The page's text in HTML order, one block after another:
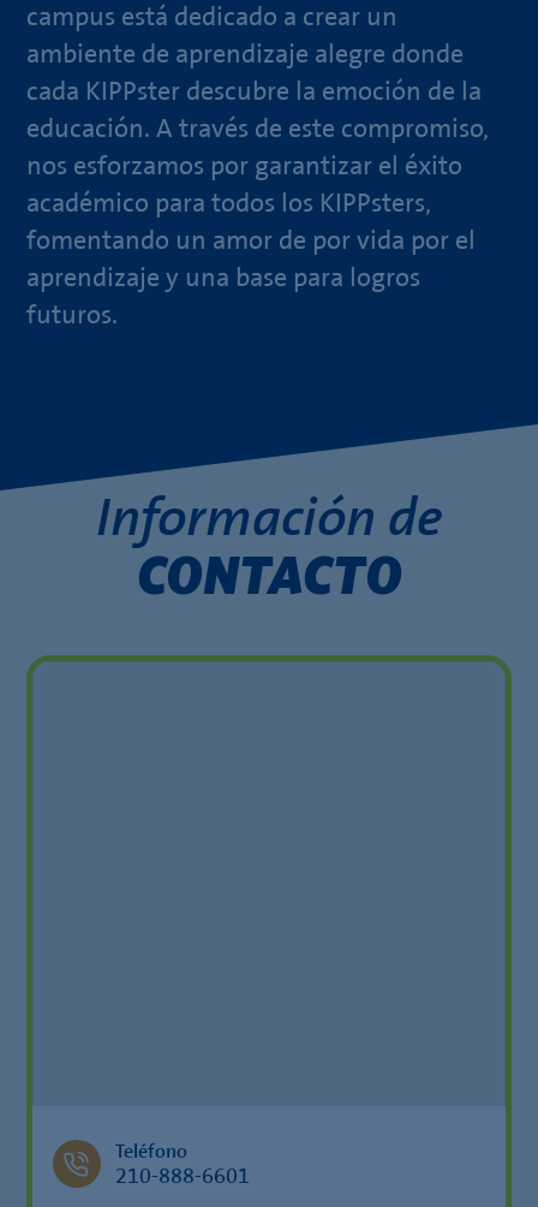
campus está dedicado a crear un
ambiente de aprendizaje alegre donde
cada KIPPster descubre la emoción de la
educación. A través de este compromiso,
nos esforzamos por garantizar el éxito
académico para todos los KIPPsters,
fomentando un amor de por vida por el
aprendizaje y una base para logros
futuros.
Información de
CONTACTO
Teléfono
210-888-6601